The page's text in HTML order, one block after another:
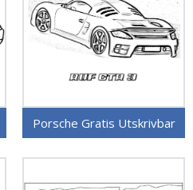
Porsche Gratis Utskrivbar